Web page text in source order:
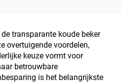
transparante koude beker
overtuigende voordelen,
keuze vormt voor
betrouwbare
is het belangrijkste